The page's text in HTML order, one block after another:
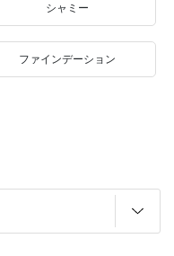
シャミー
ファインデーション